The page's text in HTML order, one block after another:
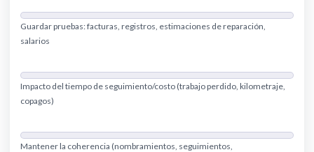
Guardar pruebas: facturas, registros, estimaciones de reparación,
salarios
Impacto del tiempo de seguimiento/costo (trabajo perdido, kilometraje,
copagos)
Mantener la coherencia (nombramientos, seguimientos,